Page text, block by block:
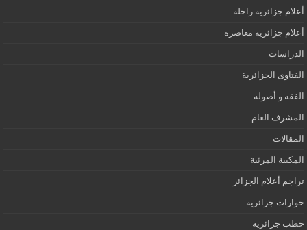
أعلام جزائرية راحلة
أعلام جزائرية معاصرة
الدراسات
الفتاوى الجزائرية
الفقه و أصوله
المشرف العام
المقالات
المكتبة المرئية
تراجم أعلام الجزائر
حوارات جزائرية
خطب جزائرية